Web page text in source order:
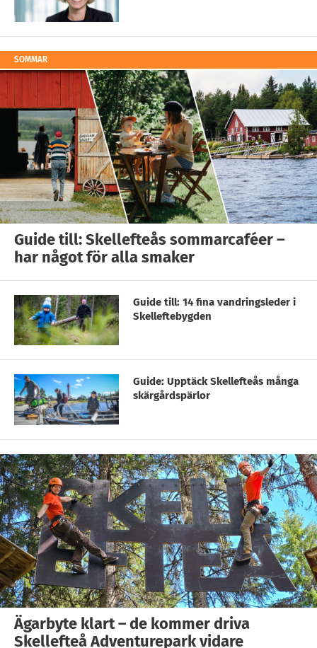
SOMMAR
Guide till: Skellefteås sommarcaféer –
har något för alla smaker
Guide till: 14 fina vandringsleder i
Skelleftebygden
Guide: Upptäck Skellefteås många
skärgårdspärlor
Ägarbyte klart – de kommer driva
Skellefteå Adventurepark vidare